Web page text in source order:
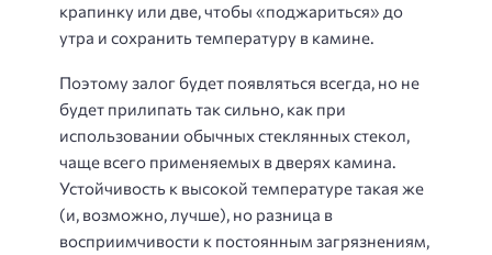
крапинку или две, чтобы «поджариться» до
утра и сохранить температуру в камине.
Поэтому залог будет появляться всегда, но не
будет прилипать так сильно, как при
использовании обычных стеклянных стекол,
чаще всего применяемых в дверях камина.
Устойчивость к высокой температуре такая же
(и, возможно, лучше), но разница в
восприимчивости к постоянным загрязнениям,